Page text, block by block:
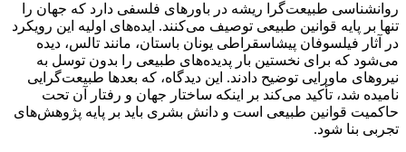
روانشناسی طبیعت‌گرا ریشه در باورهای فلسفی دارد که جهان را
تنها بر پایه قوانین طبیعی توصیف می‌کنند. ایده‌های اولیه این رویکرد
در آثار فیلسوفان پیشاسقراطی یونان باستان، مانند تالس، دیده
می‌شود که برای نخستین بار پدیده‌های طبیعی را بدون توسل به
نیروهای ماورایی توضیح دادند. این دیدگاه، که بعدها طبیعت‌گرایی
نامیده شد، تأکید می‌کند بر اینکه ساختار جهان و رفتار آن تحت
حاکمیت قوانین طبیعی است و دانش بشری باید بر پایه پژوهش‌های
تجربی بنا شود.